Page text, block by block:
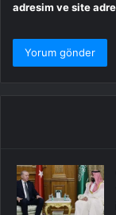
adresim ve site